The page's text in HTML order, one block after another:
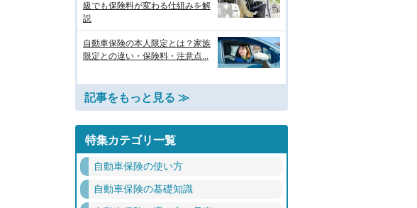
級でも保険料が変わる仕組みを解
説
自動車保険の本人限定とは？家族
限定との違い・保険料・注意点...
記事をもっと見る ≫
特集カテゴリ一覧
自動車保険の使い方
自動車保険の基礎知識